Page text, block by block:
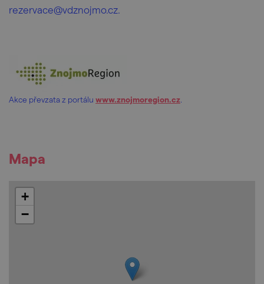
rezervace@vdznojmo.cz.
Akce převzata z portálu www.znojmoregion.cz
Mapa
+
−